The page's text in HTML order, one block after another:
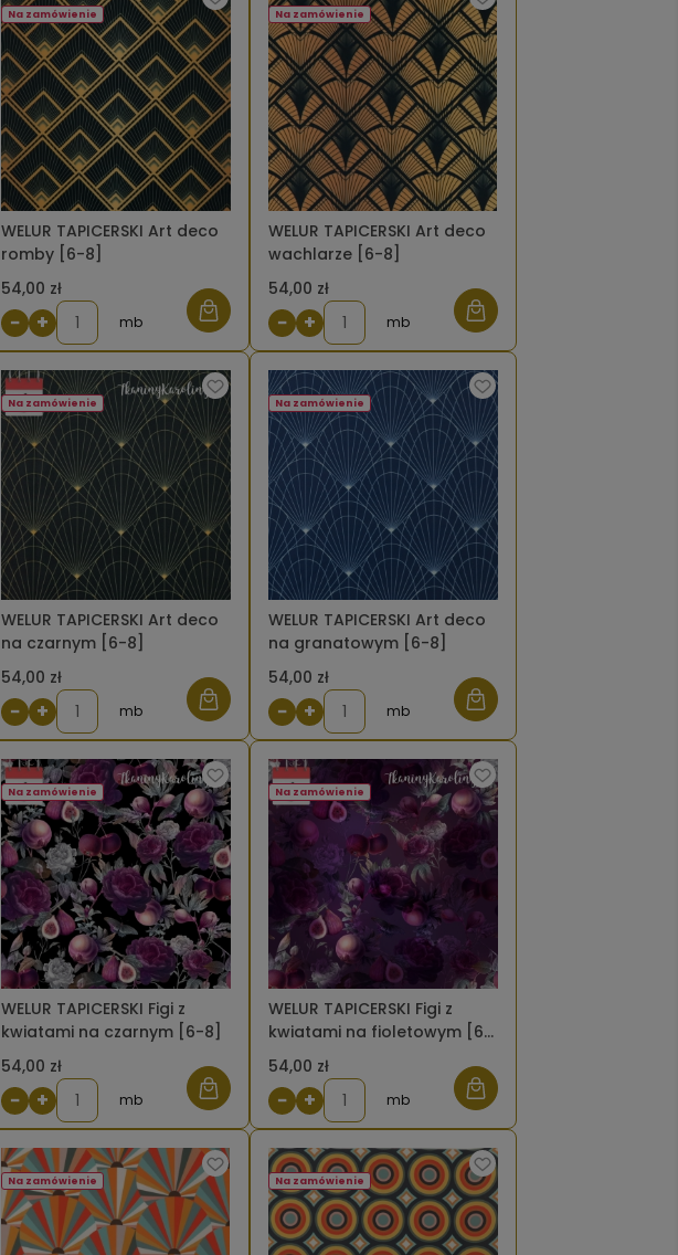
WELUR TAPICERSKI Art deco
romby [6-8]
54,00 zł
Na zamówienie
− + mb
WELUR TAPICERSKI Art deco
wachlarze [6-8]
54,00 zł
Na zamówienie
− + mb
WELUR TAPICERSKI Art deco
na czarnym [6-8]
54,00 zł
Na zamówienie
− + mb
WELUR TAPICERSKI Art deco
na granatowym [6-8]
54,00 zł
Na zamówienie
− + mb
WELUR TAPICERSKI Figi z
kwiatami na czarnym [6-8]
54,00 zł
Na zamówienie
− + mb
WELUR TAPICERSKI Figi z
kwiatami na fioletowym [6-
8]
54,00 zł
Na zamówienie
− + mb
Na zamówienie Na zamówienie